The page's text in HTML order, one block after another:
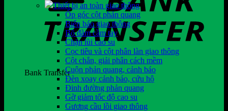
Bank Transfer
Thiết bị an toàn giao thông
Ốp góc cột phản quang
Biển báo giao thông
Bộ đàm cầm tay
Chặn lùi cao su
Cọc tiêu và cột phân làn giao thông
Cột chắn, giải phân cách mềm
Cuộn phản quang, cảnh báo
Đèn xoay cảnh báo, cứu hộ
Đinh đường phản quang
Gờ giảm tốc độ cao su
Gương cầu lồi giao thông